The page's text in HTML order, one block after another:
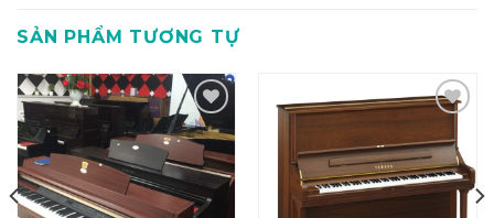
SẢN PHẨM TƯƠNG TỰ
Add to
Wishlist
Add to
Wishlist